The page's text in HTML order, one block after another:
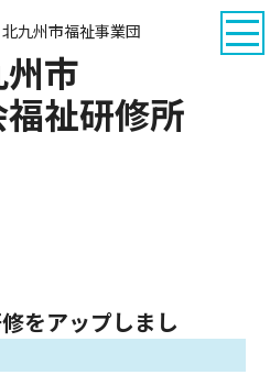
九州市福祉事業団
市
祉研修所
をアップしまし